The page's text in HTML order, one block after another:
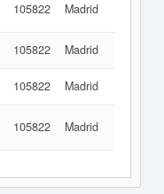
105822 Madrid
105822 Madrid
105822 Madrid
105822 Madrid